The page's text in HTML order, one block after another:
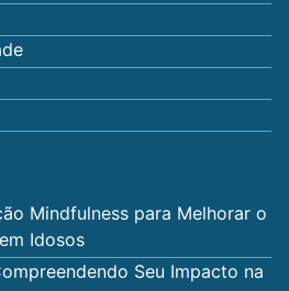
Mindfulness para Melhorar o
Idosos
Seu Impacto na